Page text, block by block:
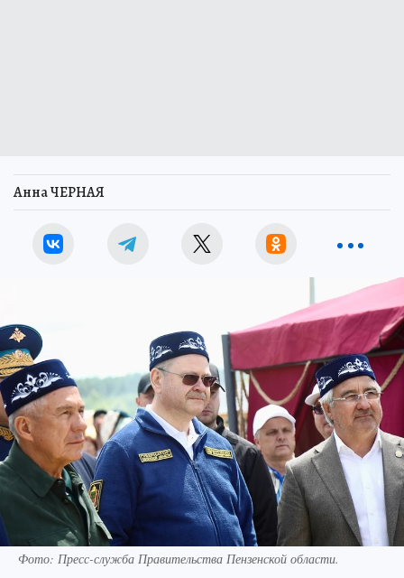
Анна ЧЕРНАЯ
Фото: Пресс-служба Правительства Пензенской области.